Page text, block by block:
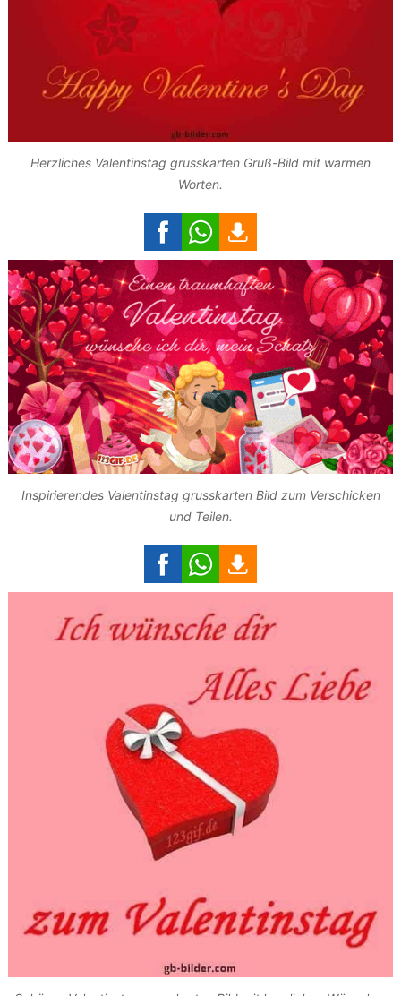
Herzliches Valentinstag grusskarten Gruß-Bild mit warmen
Worten.
Inspirierendes Valentinstag grusskarten Bild zum Verschicken
und Teilen.